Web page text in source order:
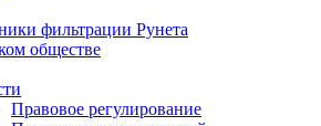
фильтрации Рунета
обществе
Правовое регулирование